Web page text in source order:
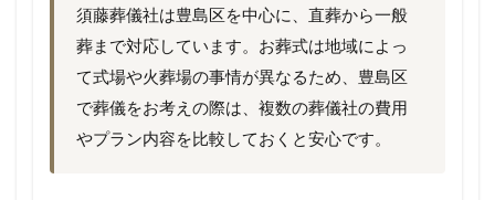
須藤葬儀社は豊島区を中心に、直葬から一般
葬まで対応しています。お葬式は地域によっ
て式場や火葬場の事情が異なるため、豊島区
で葬儀をお考えの際は、複数の葬儀社の費用
やプラン内容を比較しておくと安心です。